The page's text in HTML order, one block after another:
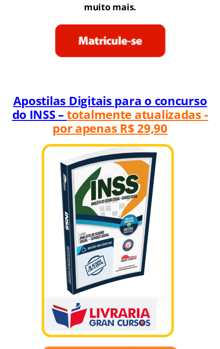
Diferenciais exclusivos:Visualizações
cronograma de estudos online, banco com
mais de 200 mil questões, material didático e
Apostilas Digitais para o concurso
do INSS –totalmente atualizadas -
por apenas R$ 29,90